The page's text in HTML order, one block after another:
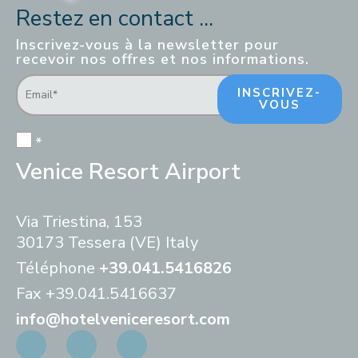
Restez en contact ...
Inscrivez-vous à la newsletter pour
recevoir nos offres et nos informations.
*
INSCRIVEZ-
VOUS
Venice Resort Airport
Via Triestina, 153
30173 Tessera (VE) Italy
Téléphone +39.041.5416826
Fax +39.041.5416637
info@hotelveniceresort.com